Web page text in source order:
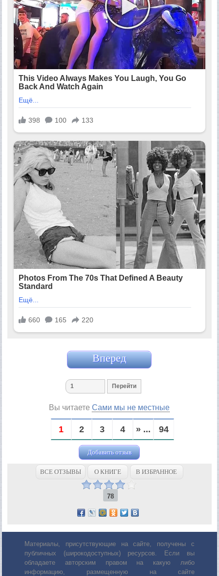
Вперед
Вы читаетеСами мы не местные
1 2 3 4 » ... 94
Добавить отзыв
ВСЕ ОТЗЫВЫ О КНИГЕ В ИЗБРАННОЕ
78
Материалы, присутствующие на сайте, получены с
публичных (широкодоступных) ресурсов. Если вы
обладаете авторским правом на какую либо
информацию, размещенную на сайте